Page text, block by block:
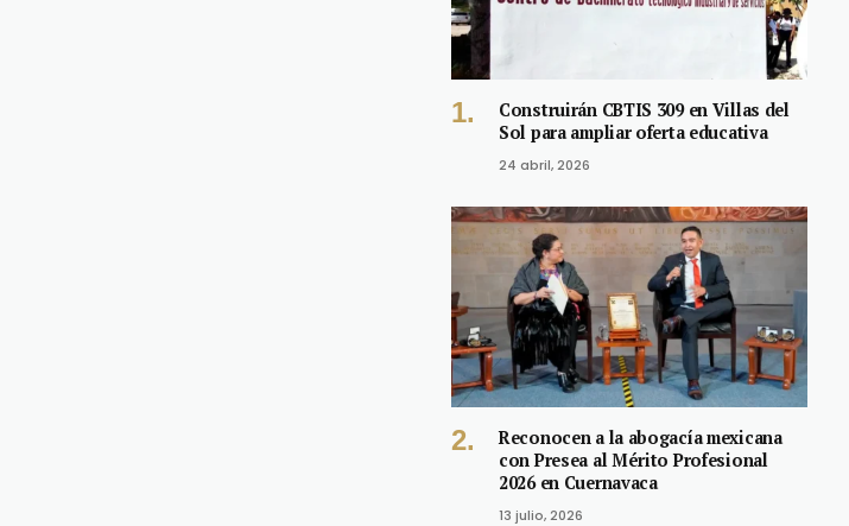
Construirán CBTIS 309 en Villas del
Sol para ampliar oferta educativa
24 abril, 2026
Reconocen a la abogacía mexicana
con Presea al Mérito Profesional
2026 en Cuernavaca
13 julio, 2026